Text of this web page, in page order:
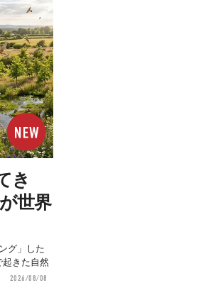
き
世界
グ」した
起きた自然
2026/08/08